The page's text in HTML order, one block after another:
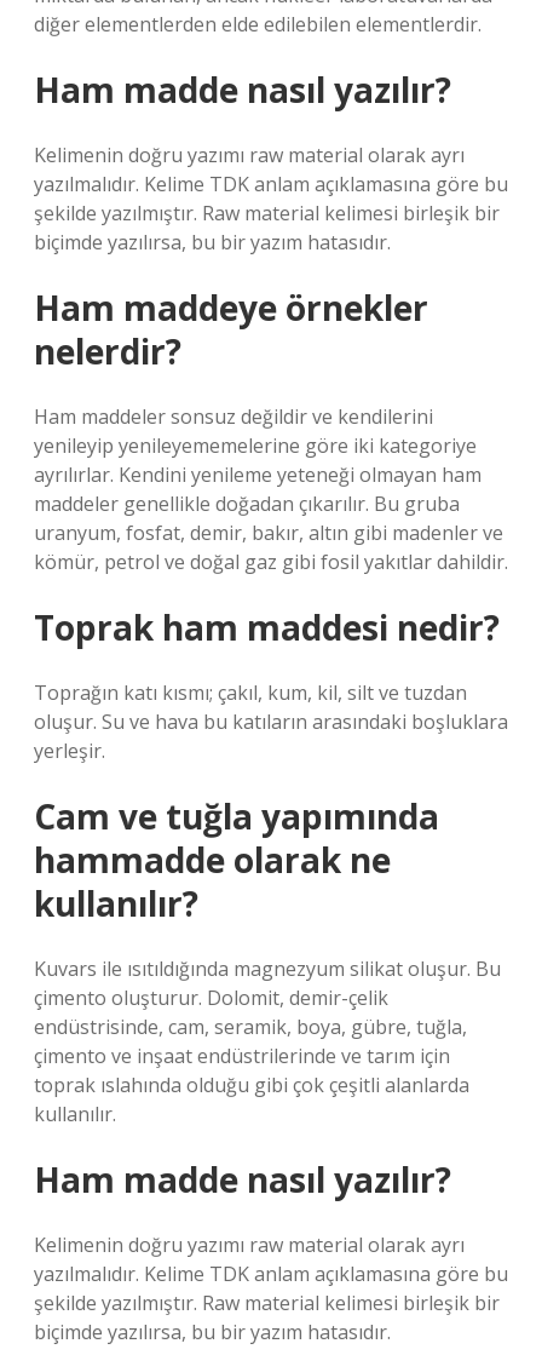
diğer elementlerden elde edilebilen elementlerdir.
Ham madde nasıl yazılır?
Kelimenin doğru yazımı raw material olarak ayrı
yazılmalıdır. Kelime TDK anlam açıklamasına göre bu
şekilde yazılmıştır. Raw material kelimesi birleşik bir
biçimde yazılırsa, bu bir yazım hatasıdır.
Ham maddeye örnekler
nelerdir?
Ham maddeler sonsuz değildir ve kendilerini
yenileyip yenileyememelerine göre iki kategoriye
ayrılırlar. Kendini yenileme yeteneği olmayan ham
maddeler genellikle doğadan çıkarılır. Bu gruba
uranyum, fosfat, demir, bakır, altın gibi madenler ve
kömür, petrol ve doğal gaz gibi fosil yakıtlar dahildir.
Toprak ham maddesi nedir?
Toprağın katı kısmı; çakıl, kum, kil, silt ve tuzdan
oluşur. Su ve hava bu katıların arasındaki boşluklara
yerleşir.
Cam ve tuğla yapımında
hammadde olarak ne
kullanılır?
Kuvars ile ısıtıldığında magnezyum silikat oluşur. Bu
çimento oluşturur. Dolomit, demir-çelik
endüstrisinde, cam, seramik, boya, gübre, tuğla,
çimento ve inşaat endüstrilerinde ve tarım için
toprak ıslahında olduğu gibi çok çeşitli alanlarda
kullanılır.
Ham madde nasıl yazılır?
Kelimenin doğru yazımı raw material olarak ayrı
yazılmalıdır. Kelime TDK anlam açıklamasına göre bu
şekilde yazılmıştır. Raw material kelimesi birleşik bir
biçimde yazılırsa, bu bir yazım hatasıdır.